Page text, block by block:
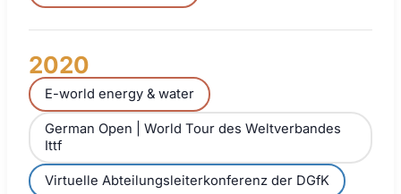
2020
E-world energy & water
German Open | World Tour des Weltverbandes
Ittf
Virtuelle Abteilungsleiterkonferenz der DGfK